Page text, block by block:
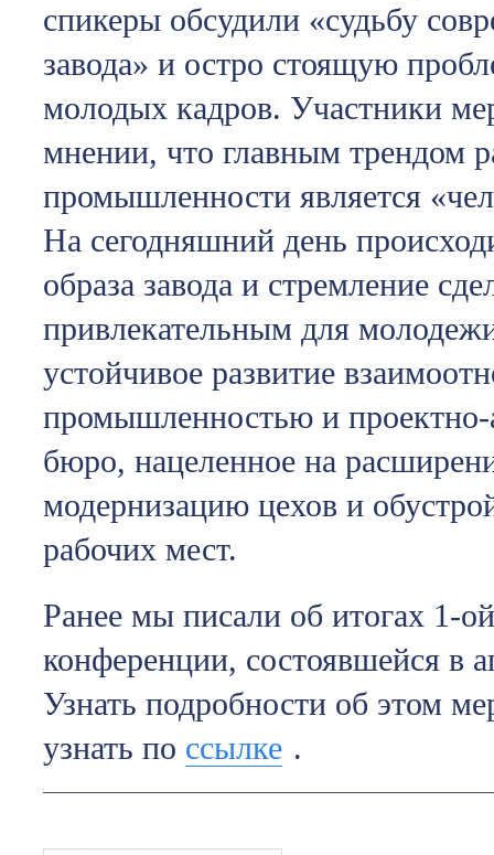
спикеры обсудили «судьбу
завода» и остро стоящую
молодых кадров. Участники
мнении, что главным трендом
промышленности является
На сегодняшний день
образа завода и стремление
привлекательным для
устойчивое развитие
промышленностью и
бюро, нацеленное на
модернизацию цехов и
рабочих мест.
Ранее мы писали об итогах 1-
конференции, состоявшейся в
Узнать подробности об этом
узнать по ссылке .